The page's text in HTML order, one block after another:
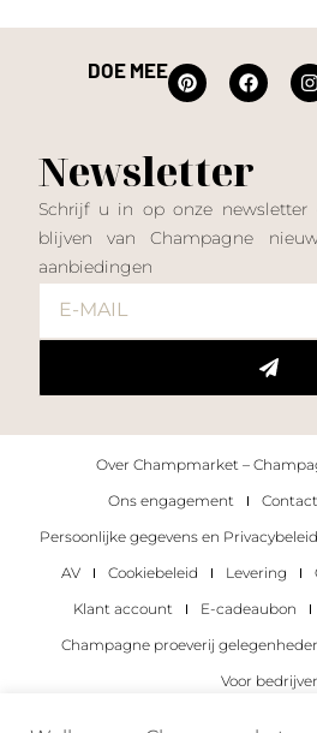
DOE MEE
Newsletter
Schrijf u in op onze
blijven van Champagne
aanbiedingen
Over Champmarket –
Ons engagement
Persoonlijke gegevens en Privacybeleid
AV
Cookiebeleid Levering
Klant account
E-cadeaubon
Champagne proeverij
Voor